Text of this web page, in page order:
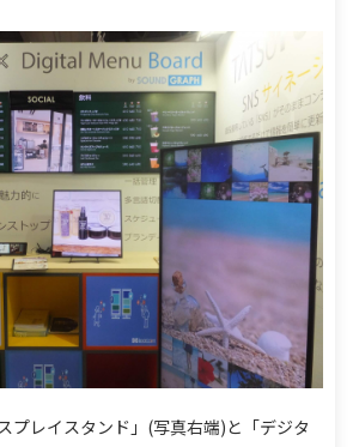
プレイスタンド」(写真右端)と「デジタ